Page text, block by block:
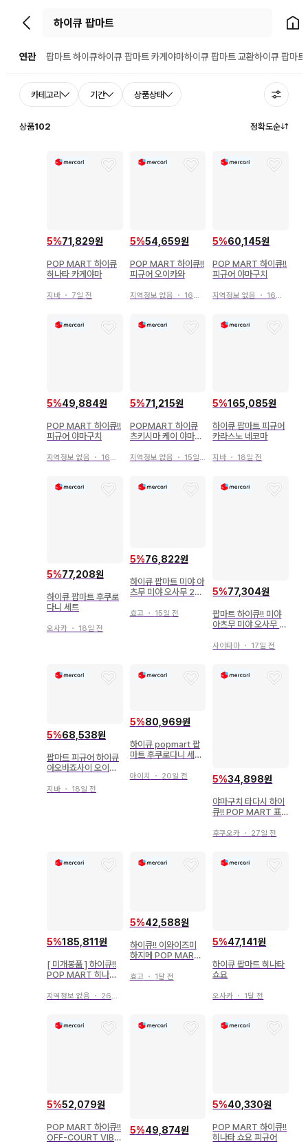
뒤로가기 홈으
연관 팝마트 하이큐하이큐 팝마트 카게야마하이큐 팝마트 교환하이큐 팝마
카테고리 기간 상품상태
상품102 정확도순
5%71,829원
POP MART 하이큐
히나타 카게야마
지바 ・ 7일 전
5%54,659원
POP MART 하이큐!!
피규어 오이카와
지역정보 없음 ・ 16일 전
5%60,145원
POP MART 하이큐!!
피규어 야마구치
지역정보 없음 ・ 16일 전
5%49,884원
POP MART 하이큐!!
피규어 야마구치
지역정보 없음 ・ 16일 전
5%71,215원
POPMART 하이큐
츠키시마 케이 야마구
지역정보 없음 ・ 15일 전
5%165,085원
하이큐 팝마트 피규어
카라스노 네코마
지바 ・ 18일 전
5%77,208원
하이큐 팝마트 후쿠로
다니 세트
오사카 ・ 18일 전
5%76,822원
하이큐 팝마트 미야 아
츠무 미야 오사무 2개
t효고・ 15일 전
5%77,304원
팝마트 하이큐!! 미야
아츠무 미야 오사무 2
사이타마 ・ 17일 전
5%68,538원
팝마트 피규어 하이큐
아오바죠사이 오이카
지바 ・ 18일 전
5%80,969원
하이큐 popmart 팝
마트 후쿠로다니 세트
시 케이지
아이치 ・ 20일 전 5%34,898원
야마구치 타다시 하이
큐!! POP MART 표
후쿠오카 ・ 27일 전
5%185,811원
[ 미개봉품 ] 하이큐!!
POP MART 히나타
지역정보 없음 ・ 26일 전
5%42,588원
하이큐!! 이와이즈미
하지메 POP MART
효고・ 1달 전
5%47,141원
하이큐 팝마트 히나타
쇼요
오사카 ・ 1달 전
5%52,079원
POP MART 하이큐!!
OFF-COURT VIBE
5%49,874원
5%40,330원
POP MART 하이큐!!
히나타 쇼요 피규어